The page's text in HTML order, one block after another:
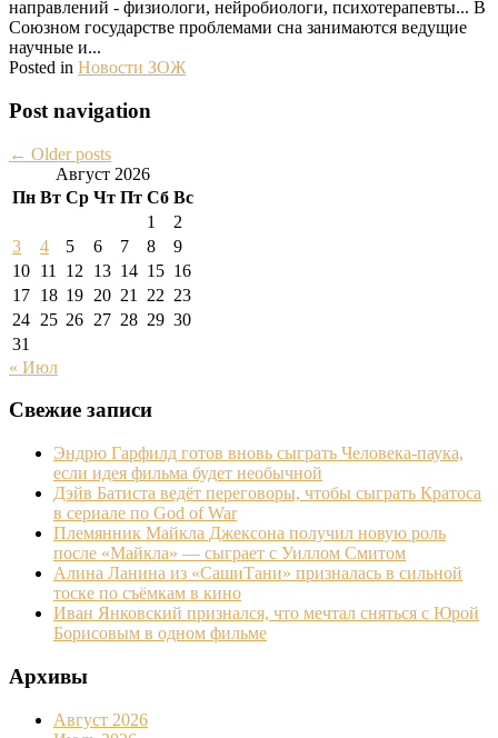
направлений - физиологи, нейробиологи, психотерапевты... В
Союзном государстве проблемами сна занимаются ведущие
научные и...
Posted in Новости ЗОЖ
Post navigation
← Older posts
Август 2026
Пн Вт Ср Чт Пт Сб Вс
1
2
3
4 5 6 7 8
9
10 11 12 13 14 15 16
17 18 19 20 21 22 23
24 25 26 27 28 29 30
31
« Июл
Свежие записи
Эндрю Гарфилд готов вновь сыграть Человека-паука,
если идея фильма будет необычной
Дэйв Батиста ведёт переговоры, чтобы сыграть Кратоса
в сериале по God of War
Племянник Майкла Джексона получил новую роль
после «Майкла» — сыграет с Уиллом Смитом
Алина Ланина из «СашиТани» призналась в сильной
тоске по съёмкам в кино
Иван Янковский признался, что мечтал сняться с Юрой
Борисовым в одном фильме
Архивы
Август 2026